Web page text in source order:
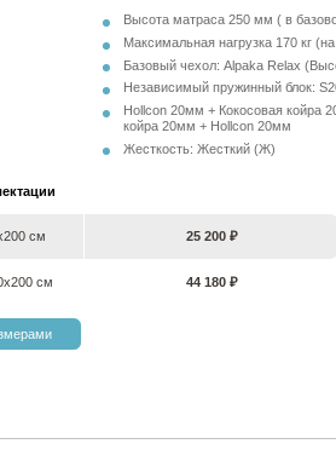
Высота матраса 250 мм ( в
Максимальная нагрузка 170 кг
Базовый чехол: Alpaka Relax
Независимый пружинный блок:
Hollcon 20мм + Кокосовая койра
койра 20мм + Hollcon 20мм
Жесткость: Жесткий (Ж)
см 25 200 ₽
см 44 180 ₽